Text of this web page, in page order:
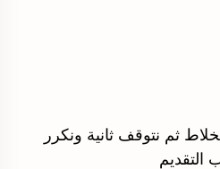
ثم نتوقف ثانية ونكرر
التقديم